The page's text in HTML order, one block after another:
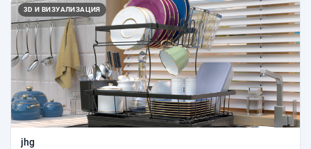
3D И ВИЗУАЛИЗАЦИЯ
jhg